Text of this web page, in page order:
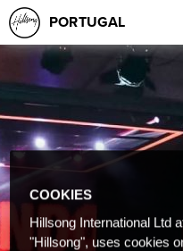
PORTUGAL
COOKIES
Hillsong International Ltd
"Hillsong", uses cookies